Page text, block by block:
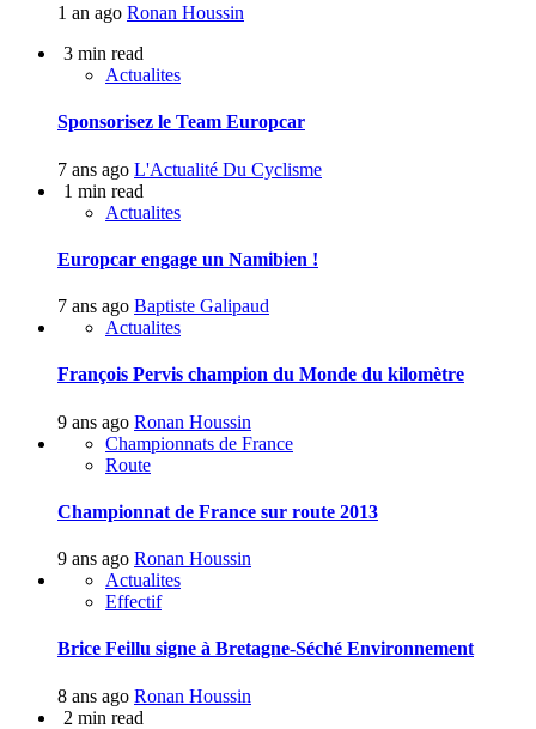
1 an ago Ronan Houssin
3 min read
Actualites
Sponsorisez le Team Europcar
7 ans ago L'Actualité Du Cyclisme
1 min read
Actualites
Europcar engage un Namibien !
7 ans ago Baptiste Galipaud
Actualites
François Pervis champion du Monde du kilomètre
9 ans ago Ronan Houssin
Championnats de France
Route
Championnat de France sur route 2013
9 ans ago Ronan Houssin
Actualites
Effectif
Brice Feillu signe à Bretagne-Séché Environnement
8 ans ago Ronan Houssin
2 min read